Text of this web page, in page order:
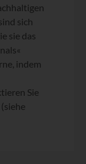
sich
sie das
indem
Sie